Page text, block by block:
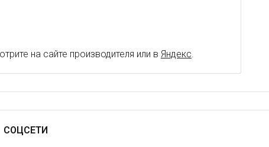
на сайте производителя или в Яндекс.
СОЦСЕТИ